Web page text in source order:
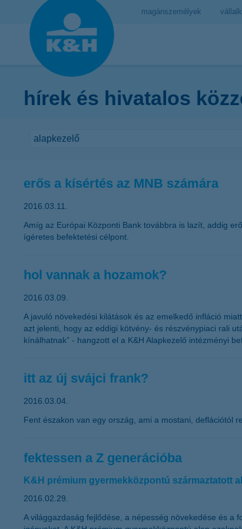
magánszemélyek
hírek és hivatalos
erős a kísértés az MNB számára
2016.03.11.
Amíg az Európai Központi Bank továbbra is lazít, addig
ígéretes befektetési célpont.
hol vannak a hozamok?
2016.03.09.
A javuló növekedési kilátások és az emelkedő infláció
azt jelenti, hogy az eddigi kötvény- és részvénypiaci rali
kínálhatnak” - hangzott el a K&H Alapkezelő intézményi
itt az új svájci frank?
2016.03.04.
Fent északon van egy ország, ami a mostani, deflációtól
fektessen a Z generációba
K&H prémium gyermekközpontú származtatott
2016.02.29.
A világgazdaság fejlődése, a népesség növekedése és a